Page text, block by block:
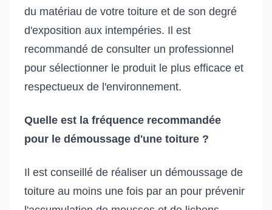
du matériau de votre toiture et de son degré
d'exposition aux intempéries. Il est
recommandé de consulter un professionnel
pour sélectionner le produit le plus efficace et
respectueux de l'environnement.
Quelle est la fréquence recommandée
pour le démoussage d'une toiture ?
Il est conseillé de réaliser un démoussage de
toiture au moins une fois par an pour prévenir